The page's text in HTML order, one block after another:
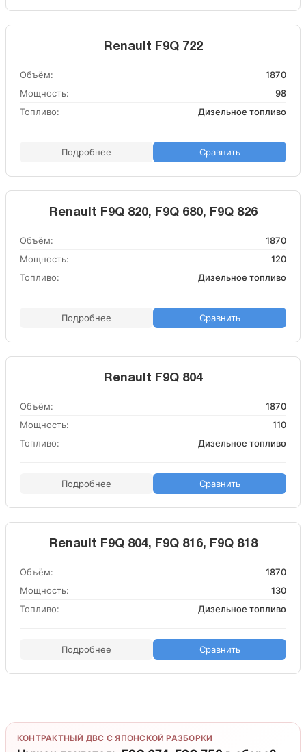
Renault F9Q 722
Объём:
1870
Мощность:
98
Топливо:
Дизельное топливо
Подробнее Сравнить
Renault F9Q 820, F9Q 680, F9Q 826
Объём:
1870
Мощность:
120
Топливо:
Дизельное топливо
Подробнее Сравнить
Renault F9Q 804
Объём:
1870
Мощность:
110
Топливо:
Дизельное топливо
Подробнее Сравнить
Renault F9Q 804, F9Q 816, F9Q 818
Объём:
1870
Мощность:
130
Топливо:
Дизельное топливо
Подробнее Сравнить
КОНТРАКТНЫЙ ДВС С ЯПОНСКОЙ РАЗБОРКИ